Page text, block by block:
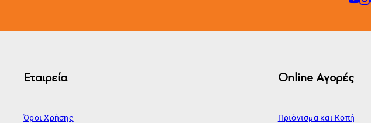
Εταιρεία
Όροι Χρήσης
Online Αγορές
Πριόνισμα και Κοπή